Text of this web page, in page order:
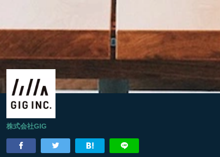
株式会社GIG